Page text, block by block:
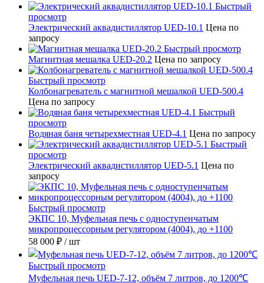
Быстрый
просмотр
Электрический аквадистиллятор UED-10.1 Цена по
запросу
Быстрый просмотр
Магнитная мешалка UED-20.2 Цена по запросу
Быстрый просмотр
Колбонагреватель с магнитной мешалкой UED-500.4
Цена по запросу
Быстрый
просмотр
Водяная баня четырехместная UED-4.1 Цена по запросу
Быстрый
просмотр
Электрический аквадистиллятор UED-5.1 Цена по
запросу
Быстрый просмотр
ЭКПС 10, Муфельная печь с одноступенчатым
микропроцессорным регулятором (4004), до +1100
58 000 ₽ / шт
Быстрый просмотр
Муфельная печь UED-7-12, объём 7 литров, до 1200℃